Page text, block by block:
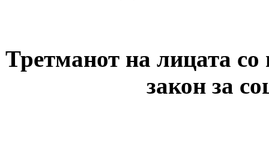
Третманот на лицата со
закон за